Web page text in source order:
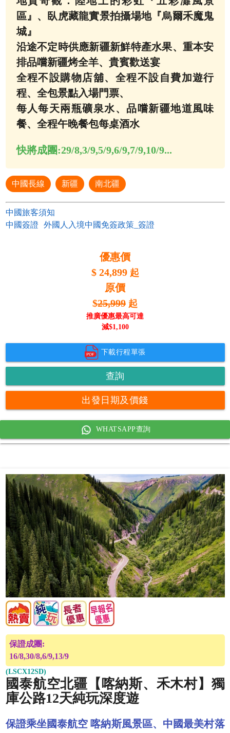
區』、臥虎藏龍實景拍攝場地『烏爾禾魔鬼
城』
沿途不定時供應新疆新鮮特產水果、重本安
排品嚐新疆烤全羊、貴賓歡送宴
全程不設購物店舖、全程不設自費加遊行
程、全包景點入場門票、
每人每天兩瓶礦泉水、品嚐新疆地道風味
餐、全程午晚餐包每桌酒水
快將成團:29/8,3/9,5/9,6/9,7/9,10/9...
中國長線 新疆 南北疆
中國旅客須知
中國簽證
外國人入境中國免簽政策_簽證
優惠價
$ 24,899 起
原價
$25,999 起
推廣優惠最高可達
減$1,100
下載行程單張
查詢
出發日期及價錢
WHATSAPP查詢
保證成團:
16/8,30/8,6/9,13/9
(LSCX12SD)
國泰航空北疆【喀納斯、禾木村】獨
庫公路12天純玩深度遊
保證乘坐國泰航空 喀納斯風景區、中國最美村落